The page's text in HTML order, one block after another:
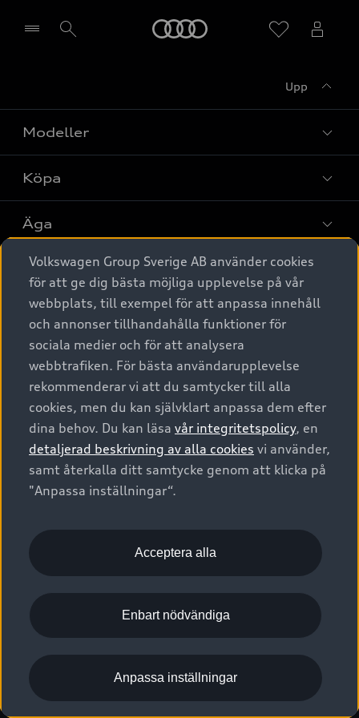
Upp
Modeller
Alla modeller
Elbilar
A6 modellerna
SUV
Avant
Audi Sport
Köpa
Privaterbjudanden
Privatleasing
Nya bilar i lager
Begagnade bilar i lager
Audi approved :plus - så gott som nya
Finansiering
Audi exclusive
Provkörning
Äga
Service & tillbehör
Audi digital services
Originaltillbehör - köp online
Garantier
Försäkring
Digitala manualer för din Audi
Audi Collection – livsstilsartiklar
Vanliga frågor
2G/3G nätet stängs ned - Hur påverkas min bil av detta?
Tjänstebil
Tjänstebil
Business lease online
Företagsleasing
Om Audi Sverige
Kontakta oss
Audi Återförsäljare/-serviceverkstad
myAudi
Pressmeddelanden
Nyhetsbrev
Vårt hållbarhetsarbete
Lediga tjänster huvudkontor
Lediga tjänster hos Audi Återförsäljare
Kommentar till mediauppgifter om dataläcka
© 2026 AUDI SVERIGE. All Rights Reserved.
Utgivare Juridiskt
Juridiskt Audi AG
Juridiskt Audi Digital Giveaway
Anpassa inställningar för cookies
Visselblåsarkanaler
Volkswagen Group Sverige AB använder cookies
för att ge dig bästa möjliga upplevelse på vår
webbplats, till exempel för att anpassa innehåll
och annonser tillhandahålla funktioner för
sociala medier och för att analysera
webbtrafiken. För bästa användarupplevelse
rekommenderar vi att du samtycker till alla
cookies, men du kan självklart anpassa dem efter
dina behov. Du kan läsa vår integritetspolicy, en
detaljerad beskrivning av alla cookies vi använder,
samt återkalla ditt samtycke genom att klicka på
"Anpassa inställningar“.
Acceptera alla
Enbart nödvändiga
Anpassa inställningar